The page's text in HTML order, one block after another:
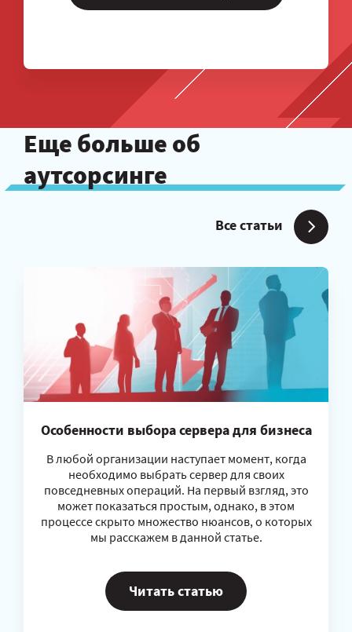
Еще больше об
аутсорсинге
Все статьи
Особенности выбора сервера для бизнеса
В любой организации наступает момент, когда
необходимо выбрать сервер для своих
повседневных операций. На первый взгляд, это
может показаться простым, однако, в этом
процессе скрыто множество нюансов, о которых
мы расскажем в данной статье.
Читать статью